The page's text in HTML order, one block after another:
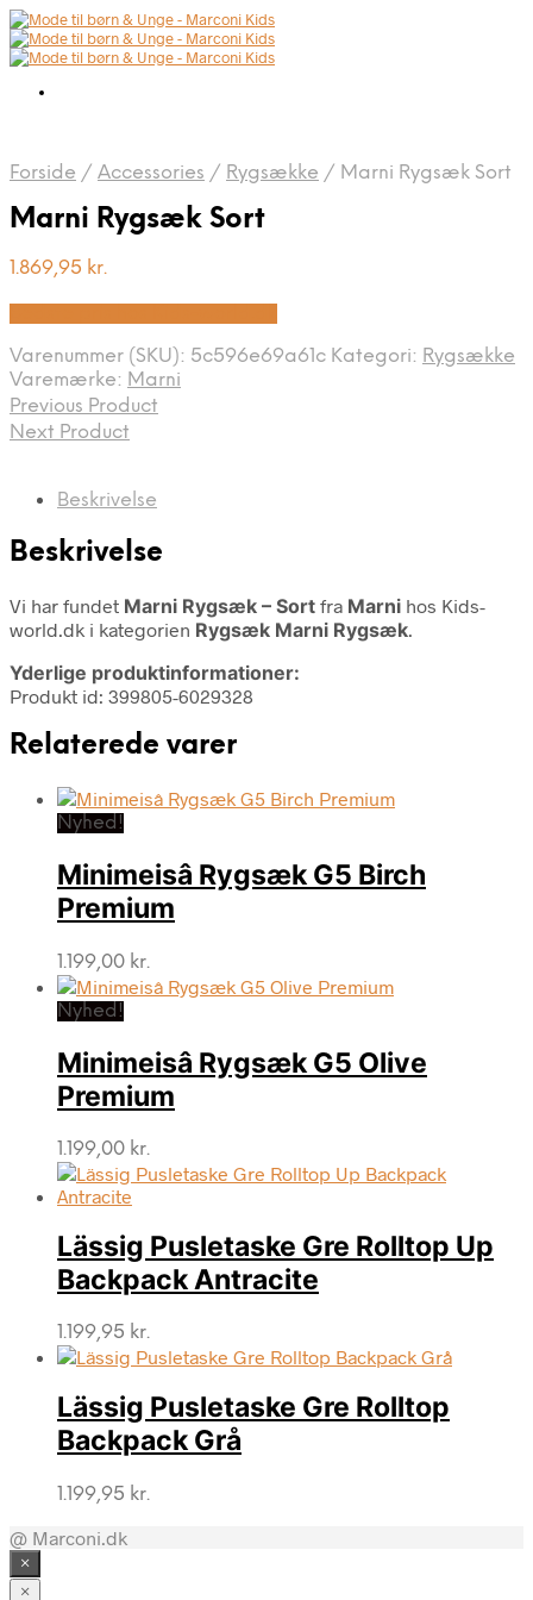
Forside / Accessories / Rygsække / Marni Rygsæk Sort
Marni Rygsæk Sort
1.869,95 kr.
Varenummer (SKU): 5c596e69a61c Kategori: Rygsække
Varemærke: Marni
Previous Product
Next Product
Beskrivelse
Beskrivelse
Vi har fundet Marni Rygsæk – Sort fra Marni hos Kids-
world.dk i kategorien Rygsæk Marni Rygsæk.
Yderlige produktinformationer:
Produkt id: 399805-6029328
Relaterede varer
Nyhed!
Minimeisâ Rygsæk G5 Birch
Premium
1.199,00 kr.
Nyhed!
Minimeisâ Rygsæk G5 Olive
Premium
1.199,00 kr.
Lässig Pusletaske Gre Rolltop Up
Backpack Antracite
1.199,95 kr.
Lässig Pusletaske Gre Rolltop
Backpack Grå
1.199,95 kr.
@ Marconi.dk
×
×